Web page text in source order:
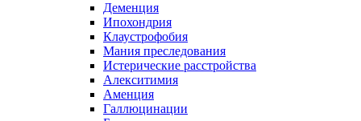
Деменция
Ипохондрия
Клаустрофобия
Мания преследования
Истерические расстройства
Алекситимия
Аменция
Галлюцинации